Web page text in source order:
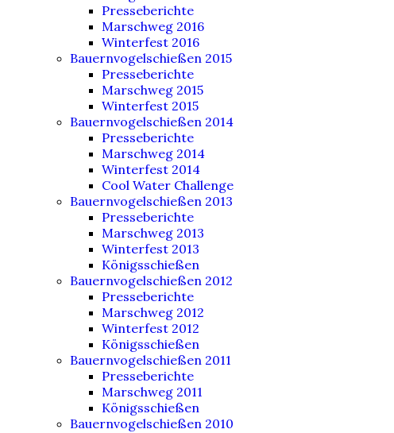
Presseberichte
Marschweg 2016
Winterfest 2016
Bauernvogelschießen 2015
Presseberichte
Marschweg 2015
Winterfest 2015
Bauernvogelschießen 2014
Presseberichte
Marschweg 2014
Winterfest 2014
Cool Water Challenge
Bauernvogelschießen 2013
Presseberichte
Marschweg 2013
Winterfest 2013
Königsschießen
Bauernvogelschießen 2012
Presseberichte
Marschweg 2012
Winterfest 2012
Königsschießen
Bauernvogelschießen 2011
Presseberichte
Marschweg 2011
Königsschießen
Bauernvogelschießen 2010